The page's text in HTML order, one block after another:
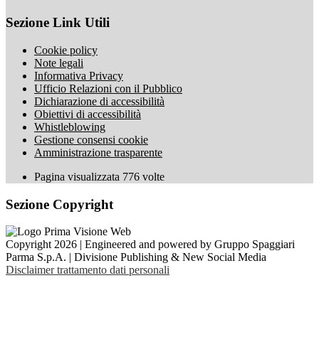
Sezione Link Utili
Cookie policy
Note legali
Informativa Privacy
Ufficio Relazioni con il Pubblico
Dichiarazione di accessibilità
Obiettivi di accessibilità
Whistleblowing
Gestione consensi cookie
Amministrazione trasparente
Pagina visualizzata 776 volte
Sezione Copyright
Copyright 2026 | Engineered and powered by Gruppo Spaggiari
Parma S.p.A. | Divisione Publishing & New Social Media
Disclaimer trattamento dati personali